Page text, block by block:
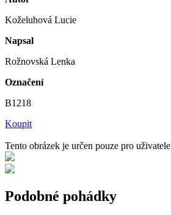
Koželuhová Lucie
Napsal
Rožnovská Lenka
Označení
B1218
Koupit
Tento obrázek je určen pouze pro uživatele
Podobné pohádky